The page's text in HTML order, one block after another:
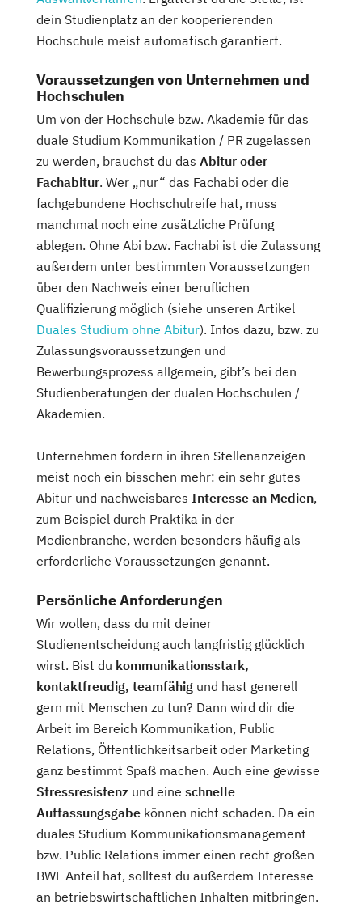
dein Studienplatz an der kooperierenden
Hochschule meist automatisch garantiert.
Voraussetzungen von Unternehmen und
Hochschulen
Um von der Hochschule bzw. Akademie für das
duale Studium Kommunikation / PR zugelassen
zu werden, brauchst du das Abitur oder
Fachabitur. Wer „nur“ das Fachabi oder die
fachgebundene Hochschulreife hat, muss
manchmal noch eine zusätzliche Prüfung
ablegen. Ohne Abi bzw. Fachabi ist die Zulassung
außerdem unter bestimmten Voraussetzungen
über den Nachweis einer beruflichen
Qualifizierung möglich (siehe unseren Artikel
Duales Studium ohne Abitur). Infos dazu, bzw. zu
Zulassungsvoraussetzungen und
Bewerbungsprozess allgemein, gibt’s bei den
Studienberatungen der dualen Hochschulen /
Akademien.
Unternehmen fordern in ihren Stellenanzeigen
meist noch ein bisschen mehr: ein sehr gutes
Abitur und nachweisbares Interesse an Medien,
zum Beispiel durch Praktika in der
Medienbranche, werden besonders häufig als
erforderliche Voraussetzungen genannt.
Persönliche Anforderungen
Wir wollen, dass du mit deiner
Studienentscheidung auch langfristig glücklich
wirst. Bist du kommunikationsstark,
kontaktfreudig, teamfähig und hast generell
gern mit Menschen zu tun? Dann wird dir die
Arbeit im Bereich Kommunikation, Public
Relations, Öffentlichkeitsarbeit oder Marketing
ganz bestimmt Spaß machen. Auch eine gewisse
Stressresistenz und eine schnelle
Auffassungsgabe können nicht schaden. Da ein
duales Studium Kommunikationsmanagement
bzw. Public Relations immer einen recht großen
BWL Anteil hat, solltest du außerdem Interesse
an betriebswirtschaftlichen Inhalten mitbringen.